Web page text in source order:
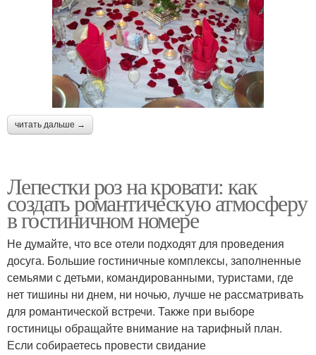
читать дальше →
Лепестки роз на кровати: как
создать романтическую атмосферу
в гостиничном номере
Не думайте, что все отели подходят для проведения
досуга. Большие гостиничные комплексы, заполненные
семьями с детьми, командированными, туристами, где
нет тишины ни днем, ни ночью, лучше не рассматривать
для романтической встречи. Также при выборе
гостиницы обращайте внимание на тарифный план.
Если собираетесь провести свидание